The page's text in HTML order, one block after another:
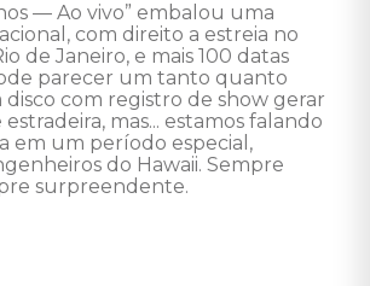
— Ao vivo” embalou uma
com direito a estreia no
de Janeiro, e mais 100 datas
parecer um tanto quanto
com registro de show gerar
mas... estamos falando
em um período especial,
do Hawaii. Sempre
surpreendente.